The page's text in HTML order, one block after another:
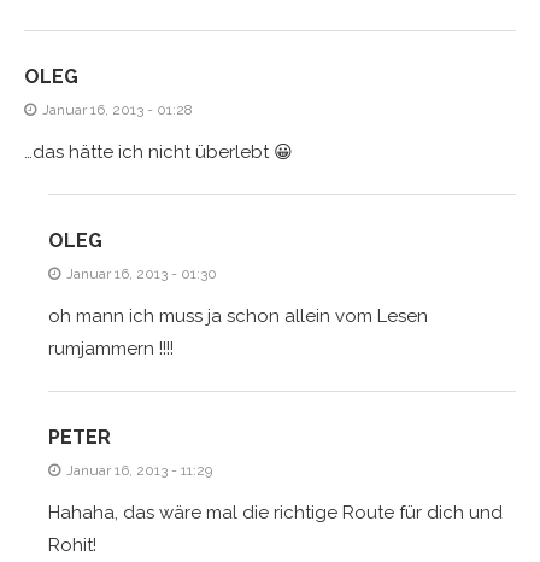
OLEG
Januar 16, 2013 - 01:28
…das hätte ich nicht überlebt 😀
OLEG
Januar 16, 2013 - 01:30
oh mann ich muss ja schon allein vom Lesen
rumjammern !!!!
PETER
Januar 16, 2013 - 11:29
Hahaha, das wäre mal die richtige Route für dich und
Rohit!